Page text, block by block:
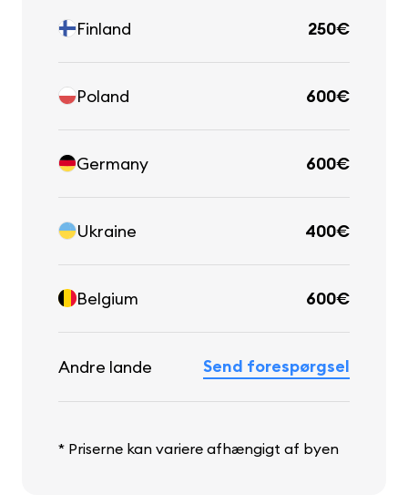
Finland 250€
Poland 600€
Germany 600€
Ukraine 400€
Belgium 600€
Andre lande Send forespørgsel
* Priserne kan variere afhængigt af byen